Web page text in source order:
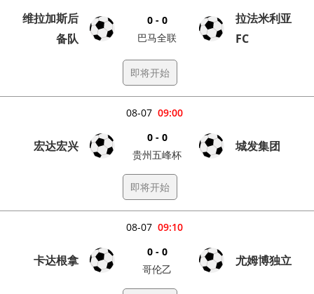
维拉加斯后
备队
0 - 0
巴马全联
拉法米利亚
FC
即将开始
09:00
08-07
宏达宏兴
0 - 0
贵州五峰杯
城发集团
即将开始
09:10
08-07
卡达根拿
0 - 0
哥伦乙
尤姆博独立